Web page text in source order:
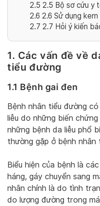
2.5 2.5 Bộ sơ cứu y
2.6 2.6 Sử dụng kem
2.7 2.7 Hỏi ý kiến
1. Các vấn đề về
tiểu đường
1.1 Bệnh gai đen
Bệnh nhân tiểu đường
liễu do những biến
những bệnh da liễu phổ
thường gặp ở bệnh nhân
Biểu hiện của bệnh là
háng, gáy chuyển sang
nhân chính là do tình
do lượng đường trong